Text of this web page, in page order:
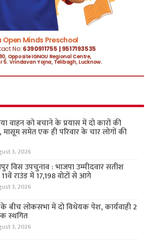
वाहन को बचाने के प्रयास में दो कारों की
मासूम समेत एक ही परिवार के चार लोगों की
3, 2026
विस उपचुनाव : भाजपा उम्मीदवार सतीश
राउंड में 17,198 वोटों से आगे
3, 2026
बीच लोकसभा में दो विधेयक पेश, कार्यवाही 2
स्थगित
3, 2026